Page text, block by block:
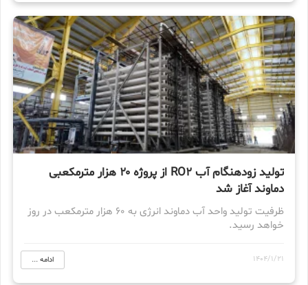
تولید زودهنگام آب RO2 از پروژه ۲۰ هزار مترمکعبی
دماوند آغاز شد
ظرفیت تولید واحد آب دماوند انرژی به ۶۰ هزار مترمکعب در روز
خواهد رسید.
1404/1/21 ادامه ...